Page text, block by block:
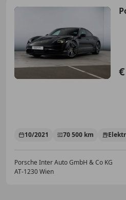
10/2021 70 500 km
Porsche Inter Auto GmbH & Co KG
AT-1230 Wien